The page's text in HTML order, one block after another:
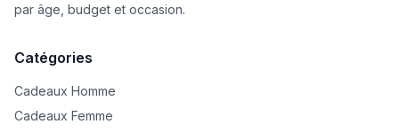
par âge, budget et occasion.
Catégories
Cadeaux Homme
Cadeaux Femme